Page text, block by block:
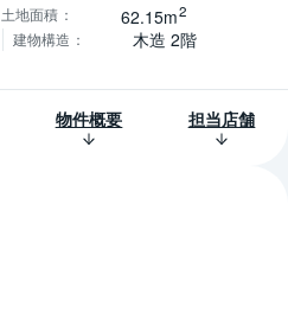
土地面積 ： 62.15m2
建物構造 ： 木造 2階
物件概要 担当店舗